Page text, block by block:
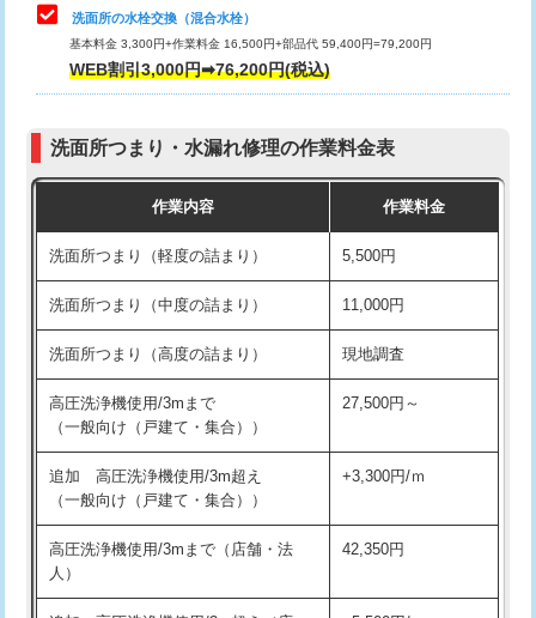
マス交換（深さ50㎝未満）
マス交換（深さ50㎝以上）
モルタル補修（厚さ10㎝まで） 27,500円
モルタル補修（厚さ10㎝超え） 38,500円
洗面台設置 38,500円
バスタブ設置 現場見積
追加人工 16,500円
廃棄・処分
※給水管工事は20mmまでの価格です。
交換・取付(混合水栓（壁付・デッキ
式・ワンホール）)
16,500円+材料費
（P/S/ポップアップ））
交換・取付（その他部品） 11,000円+材料費
持込商品取付（単水栓） 13,200円
持込商品取付（混合水栓） 16,500円
持込商品取付（浄水器・分岐水栓） 16,500円
給水管工事※（ホール加工) 16,500円
給水管工事※（バンド止め)
給水管工事※（支持金具設置) 5,500円
給水管工事※（保温材使用（バンド止
め込み）)
5,500円
給水管工事※（土の掘削・埋め戻し作
11,000円
洗面所の水栓交換（混合水栓）
基本料金 3,300円+作業料金 16,500円+部品代 59,400円=79,200円
WEB割引3,000円➡76,200円(税込)
洗面所つまり・水漏れ修理の作業料金表
作業内容 作業料金
洗面所つまり（軽度の詰まり） 5,500円
洗面所つまり（中度の詰まり） 11,000円
洗面所つまり（高度の詰まり） 現地調査
高圧洗浄機使用/3mまで
（一般向け（戸建て・集合））
27,500円～
追加 高圧洗浄機使用/3m超え
（一般向け（戸建て・集合））
+3,300円/ｍ
高圧洗浄機使用/3mまで（店舗・法
人）
42,350円